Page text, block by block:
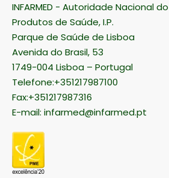
INFARMED - Autoridade Nacional
Produtos de Saúde, I.P.
Parque de Saúde de Lisboa
Avenida do Brasil, 53
1749-004 Lisboa – Portugal
Telefone:+351217987100
Fax:+351217987316
E-mail: infarmed@infarmed.pt